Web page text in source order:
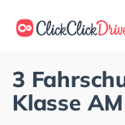
3
Klasse AM